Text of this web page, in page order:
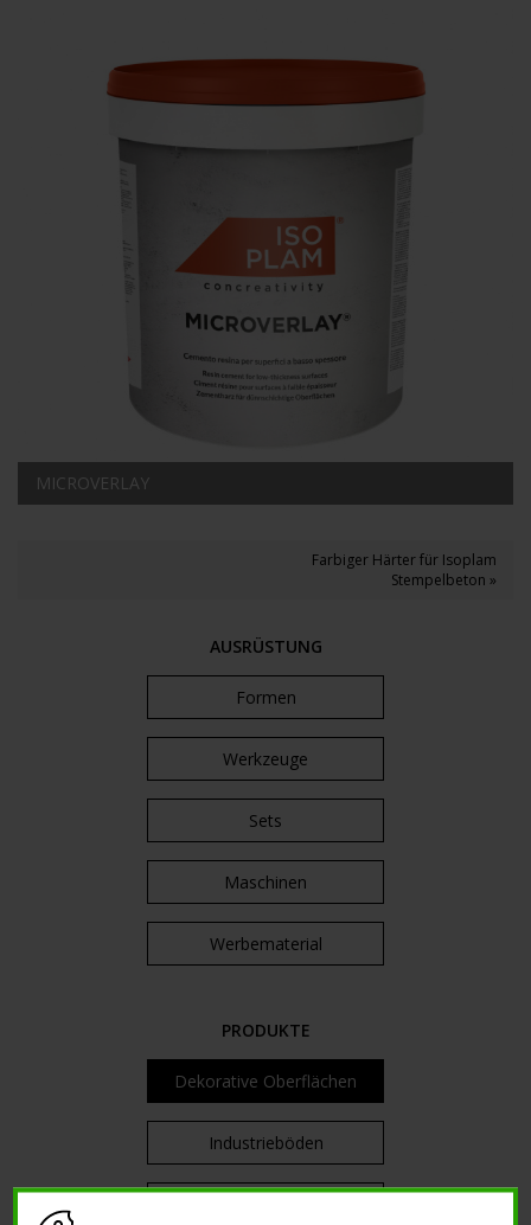
AUSRÜSTUNG
Formen
Werkzeuge
Sets
Maschinen
Werbematerial
PRODUKTE
Dekorative Oberflächen
Industrieböden
MICROVERLAY
Farbiger Härter für Isoplam
Stempelbeton »